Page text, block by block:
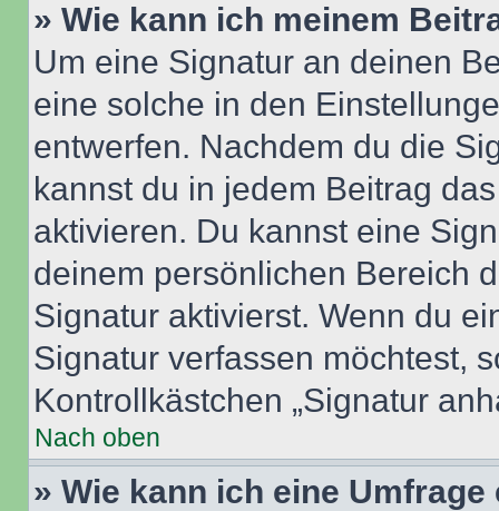
» Wie kann ich meinem
Um eine Signatur an deinen
eine solche in den
entwerfen. Nachdem du die
kannst du in jedem Beitrag
aktivieren. Du kannst eine
deinem persönlichen Bereich
Signatur aktivierst. Wenn du
Signatur verfassen möchtest,
Kontrollkästchen „Signatur
Nach oben
» Wie kann ich eine